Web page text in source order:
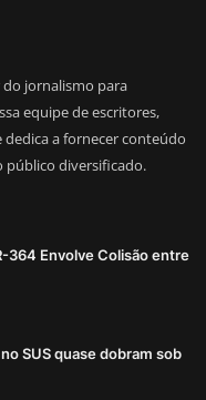
do jornalismo para
equipe de escritores,
a fornecer conteúdo
público diversificado.
364 Envolve Colisão entre
SUS quase dobram sob